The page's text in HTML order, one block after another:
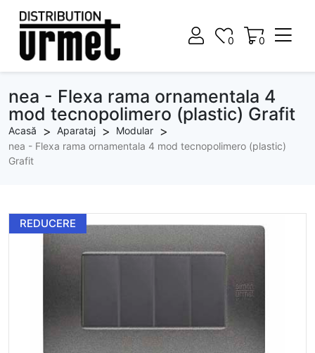
0
0 0
nea - Flexa rama ornamentala 4
mod tecnopolimero (plastic) Grafit
Acasă Aparataj
Modular
nea - Flexa rama ornamentala 4 mod tecnopolimero (plastic)
Grafit
REDUCERE